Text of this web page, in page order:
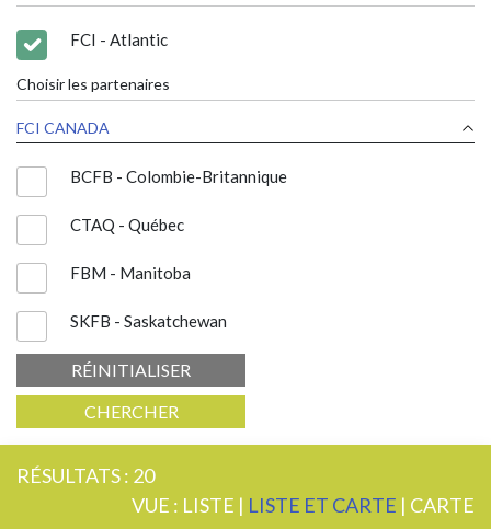
FCI - Atlantic
Choisir les partenaires
FCI CANADA
BCFB - Colombie-Britannique
CTAQ - Québec
FBM - Manitoba
SKFB - Saskatchewan
RÉINITIALISER
CHERCHER
RÉSULTATS : 20
VUE : LISTE | LISTE ET CARTE | CARTE